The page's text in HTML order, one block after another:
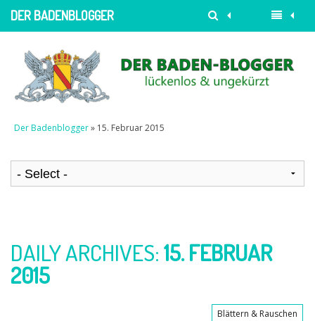
DER BADENBLOGGER
Der Badenblogger» 15. Februar 2015
DAILY ARCHIVES:15. FEBRUAR
2015
Blättern & Rauschen